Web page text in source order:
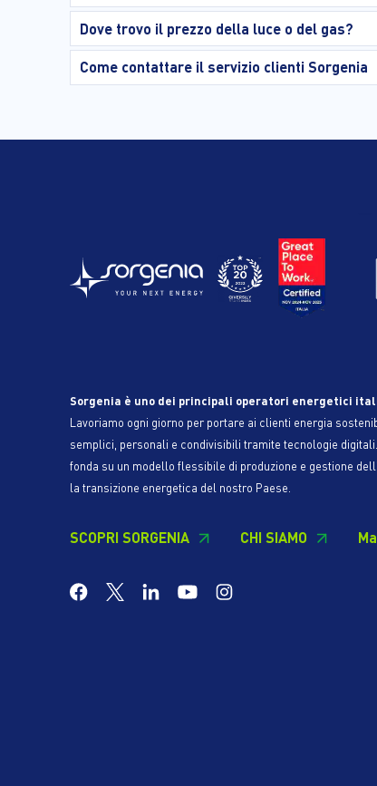
Dove trovo il prezzo della luce o del gas?
Come contattare il servizio clienti Sorgenia
Sorgenia è uno dei principali operatori energetici
Lavoriamo ogni giorno per portare ai clienti energia
semplici, personali e condivisibili tramite tecnologie
fonda su un modello flessibile di produzione e gestione
la transizione energetica del nostro Paese.
SCOPRI SORGENIA CHI SIAMO